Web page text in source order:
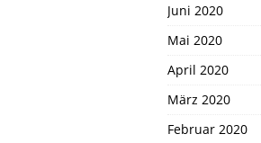
Juni 2020
Mai 2020
April 2020
März 2020
Februar 2020